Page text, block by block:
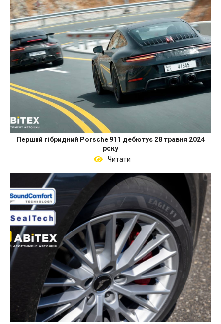
Перший гібридний Porsche 911 дебютує 28 травня 2024
року
Читати